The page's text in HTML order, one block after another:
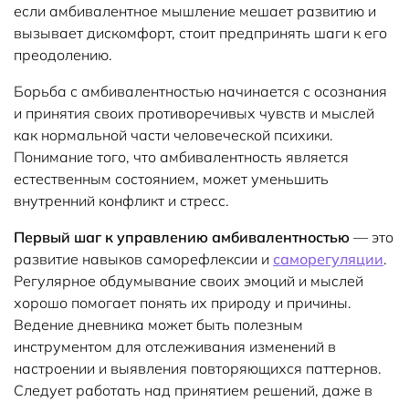
если амбивалентное мышление мешает развитию и
вызывает дискомфорт, стоит предпринять шаги к его
преодолению.
Борьба с амбивалентностью начинается с осознания
и принятия своих противоречивых чувств и мыслей
как нормальной части человеческой психики.
Понимание того, что амбивалентность является
естественным состоянием, может уменьшить
внутренний конфликт и стресс.
Первый шаг к управлению амбивалентностью — это
развитие навыков саморефлексии и саморегуляции.
Регулярное обдумывание своих эмоций и мыслей
хорошо помогает понять их природу и причины.
Ведение дневника может быть полезным
инструментом для отслеживания изменений в
настроении и выявления повторяющихся паттернов.
Следует работать над принятием решений, даже в